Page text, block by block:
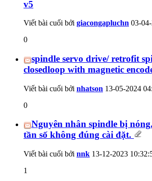
v5
Viết bài cuối bởi giacongapluchn 03-
0
spindle servo drive/ retrofit
closedloop with magnetic
Viết bài cuối bởi nhatson 13-05-2024
0
Nguyên nhân spindle bị
tần số không đúng cài đặt.
Viết bài cuối bởi nnk 13-12-2023
1